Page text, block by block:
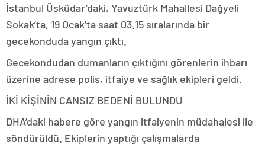
İstanbul Üsküdar’daki, Yavuztürk Mahallesi Dağyeli
Sokak’ta, 19 Ocak’ta saat 03.15 sıralarında bir
gecekonduda yangın çıktı.
Gecekondudan dumanların çıktığını görenlerin ihbarı
üzerine adrese polis, itfaiye ve sağlık ekipleri geldi.
İKİ KİŞİNİN CANSIZ BEDENİ BULUNDU
DHA’daki habere göre yangın itfaiyenin müdahalesi ile
söndürüldü. Ekiplerin yaptığı çalışmalarda